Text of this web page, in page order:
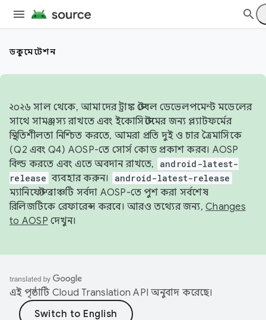
ডকুমেন্টেশন
২০২৬ সাল থেকে, আমাদের ট্রাঙ্ক স্টেবল ডেভেলপমেন্ট মডেলের
সাথে সামঞ্জস্য রাখতে এবং ইকোসিস্টেমের জন্য প্ল্যাটফর্মের
স্থিতিশীলতা নিশ্চিত করতে, আমরা প্রতি দুই ও চার ত্রৈমাসিকে
(Q2 এবং Q4) AOSP-তে সোর্স কোড প্রকাশ করব। AOSP
বিল্ড করতে এবং এতে অবদান রাখতে,
android-latest-
release ব্যবহার করুন। android-latest-release
ম্যানিফেস্ট ব্রাঞ্চটি সর্বদা AOSP-তে পুশ করা সর্বশেষ
রিলিজটিকে রেফারেন্স করবে। আরও তথ্যের জন্য, Changes
to AOSP দেখুন।
এই পৃষ্ঠাটি Cloud Translation API অনুবাদ করেছে।